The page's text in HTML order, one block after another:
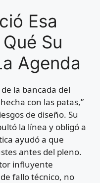
Esa
Su
Agenda
la bancada del
con las patas,”
de diseño. Su
la línea y obligó a
ayudó a que
antes del pleno.
influyente
fallo técnico, no